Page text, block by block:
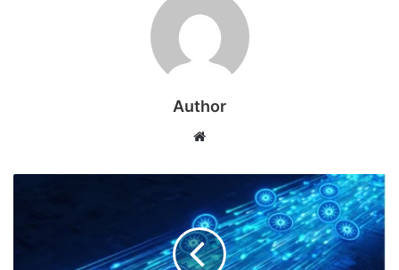
Author
Web